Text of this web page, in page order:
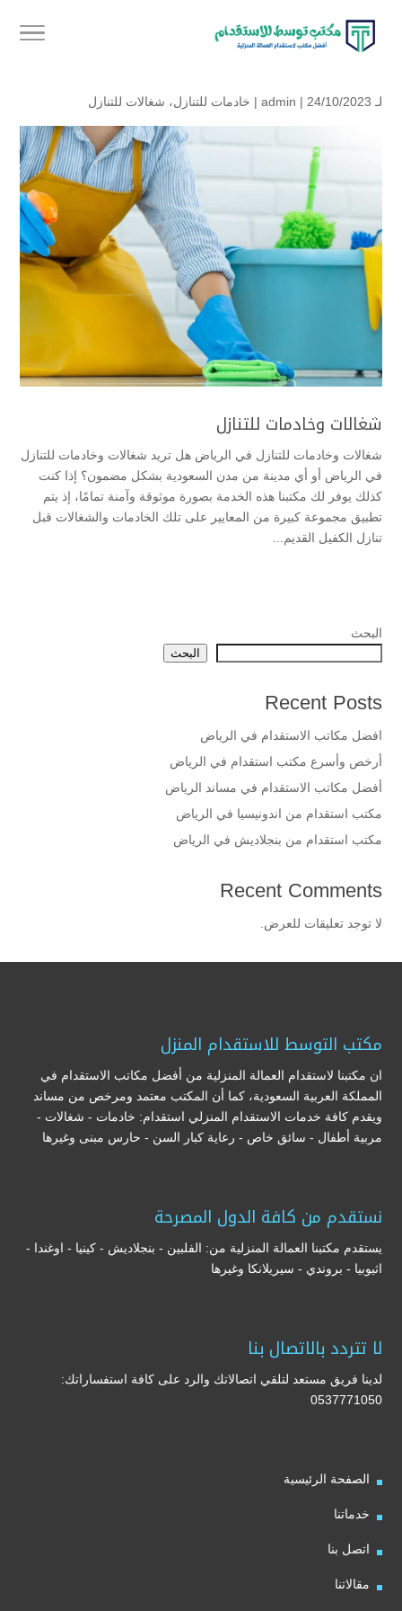
لـ admin | 24/10/2023 | خادمات للتنازل، شغالات للتنازل
شغالات وخادمات للتنازل
شغالات وخادمات للتنازل في الرياض هل تريد شغالات وخادمات للتنازل
في الرياض أو أي مدينة من مدن السعودية بشكل مضمون؟ إذا كنت
كذلك يوفر لك مكتبنا هذه الخدمة بصورة موثوقة وآمنة تمامًا، إذ يتم
تطبيق مجموعة كبيرة من المعايير على تلك الخادمات والشغالات قبل
تنازل الكفيل القديم...
البحث
البحث
Recent Posts
افضل مكاتب الاستقدام في الرياض
أرخص وأسرع مكتب استقدام في الرياض
أفضل مكاتب الاستقدام في مساند الرياض
مكتب استقدام من اندونيسيا في الرياض
مكتب استقدام من بنجلاديش في الرياض
Recent Comments
لا توجد تعليقات للعرض.
مكتب التوسط للاستقدام المنزل
ان مكتبنا لاستقدام العمالة المنزلية من أفضل مكاتب الاستقدام في
المملكة العربية السعودية، كما أن المكتب معتمد ومرخص من مساند
ويقدم كافة خدمات الاستقدام المنزلي استقدام: خادمات - شغالات -
مربية أطفال - سائق خاص - رعاية كبار السن - حارس مبنى وغيرها
نستقدم من كافة الدول المصرحة
يستقدم مكتبنا العمالة المنزلية من: الفلبين - بنجلاديش - كينيا - اوغندا -
اثيوبيا - بروندي - سيريلانكا وغيرها
لا تتردد بالاتصال بنا
لدينا فريق مستعد لتلقي اتصالاتك والرد على كافة استفساراتك:
0537771050
الصفحة الرئيسية
خدماتنا
اتصل بنا
مقالاتنا